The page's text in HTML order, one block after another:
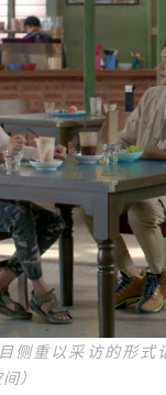
侧重以采访的形式
）